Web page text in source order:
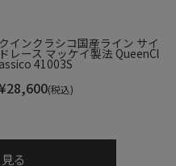
クインクラシコ国産ライン サイ
ドレース マッケイ製法 QueenCl
assico 41003S
¥28,600(税込)
る